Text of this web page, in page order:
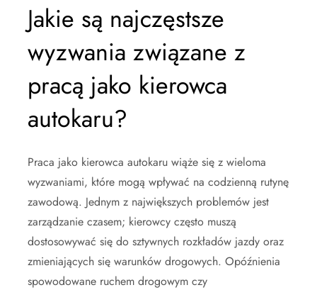
Jakie są najczęstsze
wyzwania związane z
pracą jako kierowca
autokaru?
Praca jako kierowca autokaru wiąże się z wieloma
wyzwaniami, które mogą wpływać na codzienną rutynę
zawodową. Jednym z największych problemów jest
zarządzanie czasem; kierowcy często muszą
dostosowywać się do sztywnych rozkładów jazdy oraz
zmieniających się warunków drogowych. Opóźnienia
spowodowane ruchem drogowym czy